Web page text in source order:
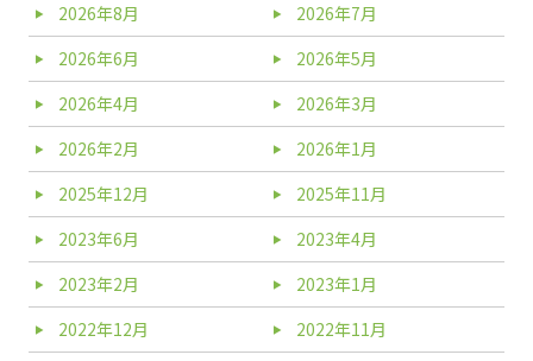
2026年8月
2026年7月
2026年6月
2026年5月
2026年4月
2026年3月
2026年2月
2026年1月
2025年12月
2025年11月
2023年6月
2023年4月
2023年2月
2023年1月
2022年12月
2022年11月